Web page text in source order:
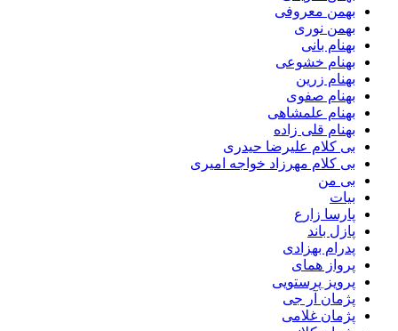
بهمن معروفی
بهمن نوری
بهنام بانی
بهنام خشوعی
بهنام زرین
بهنام صفوی
بهنام علمشاهی
بهنام قلی زاده
بی کلام علیرضا حیدری
بی کلام مهرزاد خواجه امیری
بی من
بیات
پارسا زارع
پازل باند
پدرام بهزادی
پرواز همای
پرویز پرستویی
پژمان آر جی
پژمان غلامی